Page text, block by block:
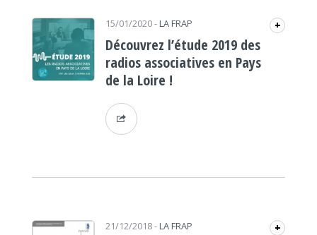
15/01/2020- LA FRAP +
Découvrez l’étude 2019 des
radios associatives en Pays
de la Loire !
21/12/2018- LA FRAP +